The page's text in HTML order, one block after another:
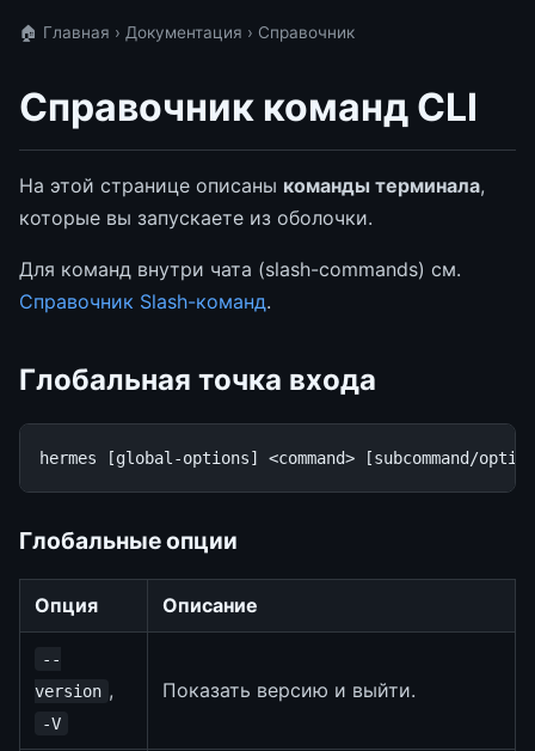
🏠 Главная › Документация › Справочник
Справочник команд CLI
На этой странице описаны команды терминала,
которые вы запускаете из оболочки.
Для команд внутри чата (slash-commands) см.
Справочник Slash-команд.
Глобальная точка входа
hermes [global-options] <command> [subcommand/
Глобальные опции
Опция Описание
--
version ,
-V
Показать версию и выйти.